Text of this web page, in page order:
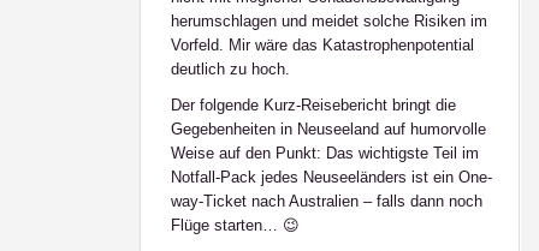
herumschlagen und meidet solche Risiken im
Vorfeld. Mir wäre das Katastrophenpotential
deutlich zu hoch.
Der folgende Kurz-Reisebericht bringt die
Gegebenheiten in Neuseeland auf humorvolle
Weise auf den Punkt: Das wichtigste Teil im
Notfall-Pack jedes Neuseeländers ist ein One-
way-Ticket nach Australien – falls dann noch
Flüge starten… 😉